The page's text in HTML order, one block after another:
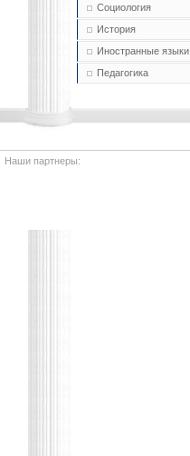
Социология
История
Иностранные языки
Педагогика
Наши партнеры: